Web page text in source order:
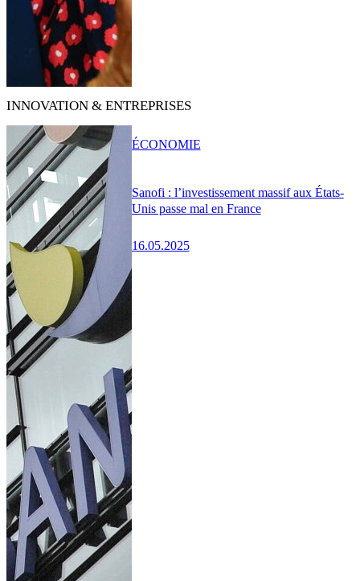
INNOVATION & ENTREPRISES
Sanofi : l’investissement massif aux États-
Unis passe mal en France
16.05.2025
ÉCONOMIE